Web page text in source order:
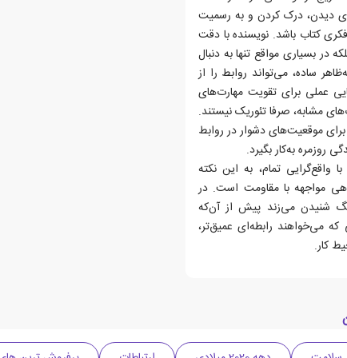
دیدن، درک کردن و به رسمیت
کتاب باشد. نویسنده با دقت
در بسیاری مواقع تنها به دنبال
ساده، می‌تواند روابط را از
عملی برای تقویت مهارت‌های
مشابه، صرفا تئوریک نیستند.
موقعیت‌های دشوار در روابط
روزمره به‌کار بگیرد.
تمام، به این نکته
مواجهه با مقاومت است. در
شنیدن می‌زند پیش از آن‌که
می‌خواهند رابطه‌ای عمیق‌تر،
کار.